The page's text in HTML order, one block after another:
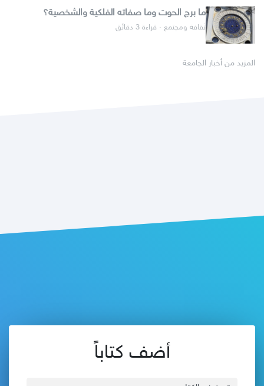
ما برج الحوت وما صفاته الفلكية والشخصية؟
ثقافة ومجتمع · قراءة 3 دقائق
المزيد من أخبار الجامعة
أضف كتاباً